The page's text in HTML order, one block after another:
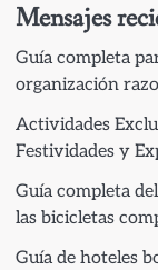
Mensajes
Guía completa
organización
Actividades
Festividades y
Guía completa
las bicicletas
Guía de hoteles